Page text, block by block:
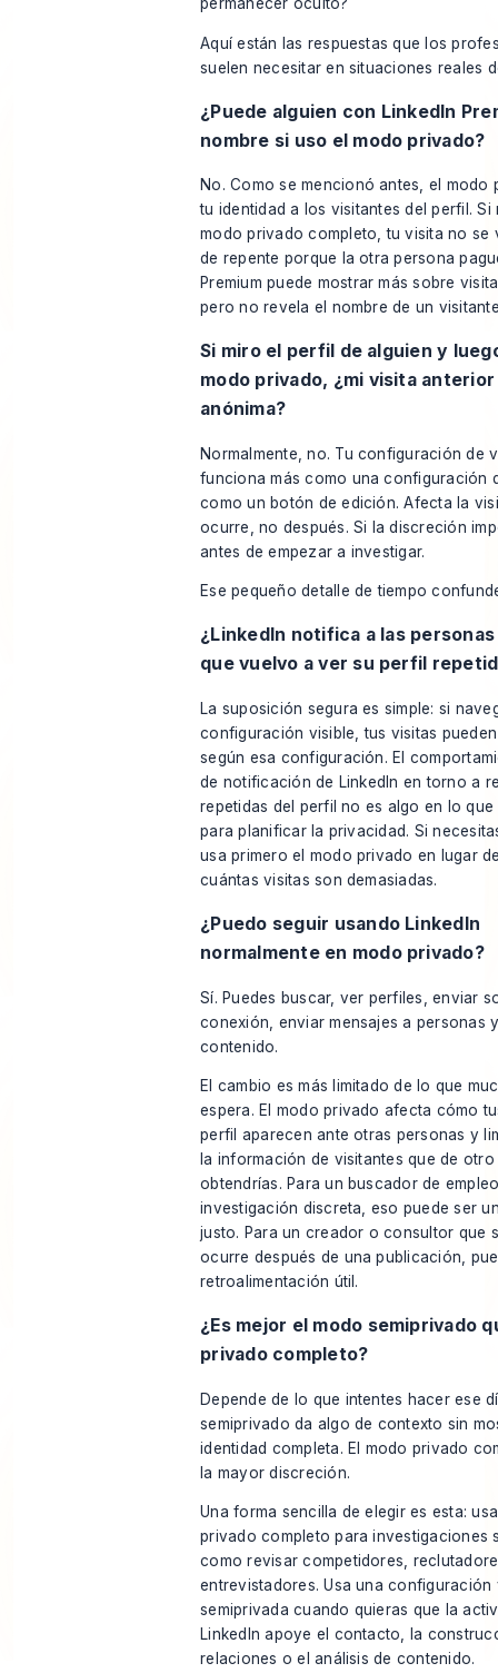
permanecer oculto?
Aquí están las respuestas que los
suelen necesitar en situaciones reales
¿Puede alguien con LinkedIn
nombre si uso el modo privado?
No. Como se mencionó antes, el modo
tu identidad a los visitantes del perfil. Si
modo privado completo, tu visita no se
de repente porque la otra persona
Premium puede mostrar más sobre
pero no revela el nombre de un
Si miro el perfil de alguien y
modo privado, ¿mi visita
anónima?
Normalmente, no. Tu configuración de
funciona más como una configuración
como un botón de edición. Afecta la
ocurre, no después. Si la discreción
antes de empezar a investigar.
Ese pequeño detalle de tiempo
¿LinkedIn notifica a las
que vuelvo a ver su perfil
La suposición segura es simple: si
configuración visible, tus visitas
según esa configuración. El
de notificación de LinkedIn en torno a
repetidas del perfil no es algo en lo
para planificar la privacidad. Si
usa primero el modo privado en lugar
cuántas visitas son demasiadas.
¿Puedo seguir usando LinkedIn
normalmente en modo privado?
Sí. Puedes buscar, ver perfiles, enviar
conexión, enviar mensajes a personas
contenido.
El cambio es más limitado de lo que
espera. El modo privado afecta cómo
perfil aparecen ante otras personas y
la información de visitantes que de
obtendrías. Para un buscador de
investigación discreta, eso puede ser
justo. Para un creador o consultor que
ocurre después de una publicación,
retroalimentación útil.
¿Es mejor el modo semiprivado
privado completo?
Depende de lo que intentes hacer ese
semiprivado da algo de contexto sin
identidad completa. El modo privado
la mayor discreción.
Una forma sencilla de elegir es esta:
privado completo para investigaciones
como revisar competidores,
entrevistadores. Usa una configuración
semiprivada cuando quieras que la
LinkedIn apoye el contacto, la
relaciones o el análisis de contenido.